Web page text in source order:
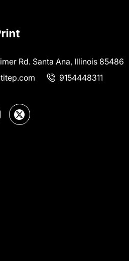
Rd. Santa Ana, Illinois 85486
9154448311